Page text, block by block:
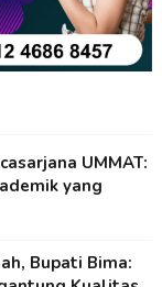
UMMAT:
yang
Bupati Bima: